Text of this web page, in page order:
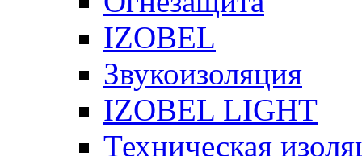
IZOBEL
Звукоизоляция
IZOBEL LIGHT
Техническая